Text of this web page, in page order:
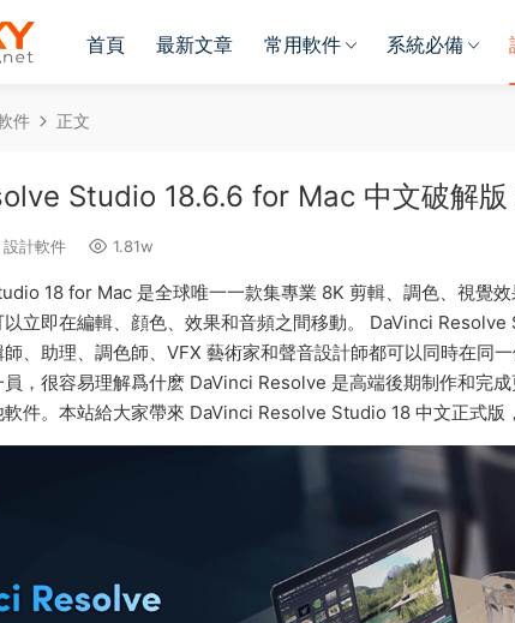
首頁 最新文章 常用軟件 系統必備
件 正文
Studio 18.6.6 for Mac 中文破解
設計軟件 1.81w
18 for Mac 是全球唯一一款集專業 8K 剪輯、調色、視覺
立即在編輯、顔色、效果和音頻之間移動。 DaVinci
、助理、調色師、VFX 藝術家和聲音設計師都可以同時在同
，很容易理解爲什麽 DaVinci Resolve 是高端後期制作和完
件。本站給大家帶來 DaVinci Resolve Studio 18 中文正式版